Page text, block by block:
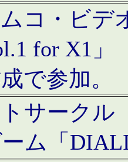
コ・ビデ
for X1」
で参加。
サークル
ム「